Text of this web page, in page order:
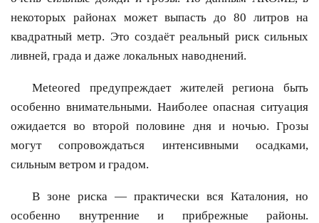
некоторых районах может выпасть до 80 литров на
квадратный метр. Это создаёт реальный риск сильных
ливней, града и даже локальных наводнений.
Meteored предупреждает жителей региона быть
особенно внимательными. Наиболее опасная ситуация
ожидается во второй половине дня и ночью. Грозы
могут сопровождаться интенсивными осадками,
сильным ветром и градом.
В зоне риска — практически вся Каталония, но
особенно внутренние и прибрежные районы.